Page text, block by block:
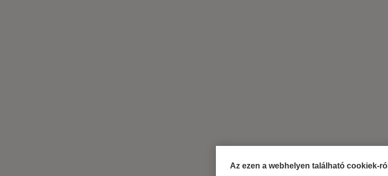
Az ezen a webhelyen található cookiek-ról